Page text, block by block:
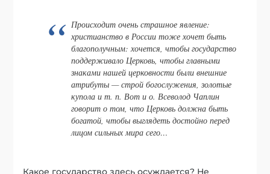
Происходит очень страшное явление:
христианство в России тоже хочет быть
благополучным: хочется, чтобы государство
поддерживало Церковь, чтобы главными
знаками нашей церковности были внешние
атрибуты — строй богослужения, золотые
купола и т. п. Вот и о. Всеволод Чаплин
говорит о том, что Церковь должна быть
богатой, чтобы выглядеть достойно перед
лицом сильных мира сего…
Какое государство здесь осуждается? Не